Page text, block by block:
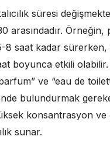
süresi
arasındadır.
8 saat kadar
boyunca etkili
ve “eau de
bulundurmak
konsantrasyon ve
sunar.